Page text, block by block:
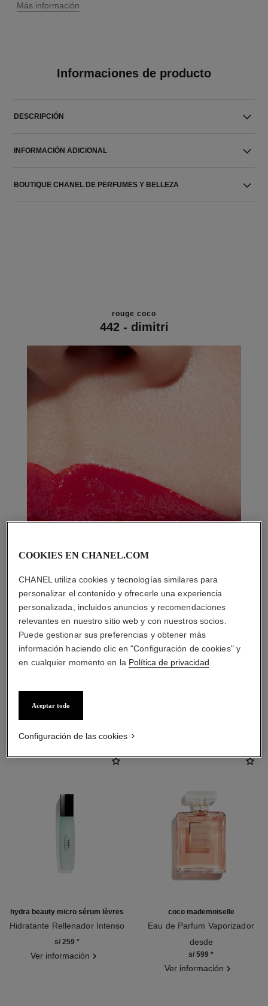
↩
Más información
Informaciones de producto
DESCRIPCIÓN
INFORMACIÓN ADICIONAL
BOUTIQUE CHANEL DE PERFUMES Y BELLEZA
rouge coco
442 - dimitri
LA COMBINACIÓN PERFECTA
hydra beauty micro sérum lèvres
Hidratante Rellenador Intenso
s/ 259 *
Ver información
coco mademoiselle
Eau de Parfum Vaporizador
desde
s/ 599 *
Ver información
COOKIES EN CHANEL.COM
CHANEL utiliza cookies y tecnologías similares para
personalizar el contenido y ofrecerle una experiencia
personalizada, incluidos anuncios y recomendaciones
relevantes en nuestro sitio web y con nuestros socios.
Puede gestionar sus preferencias y obtener más
información haciendo clic en "Configuración de cookies" y
en cualquier momento en la Política de privacidad
Aceptar todo
Configuración de las cookies